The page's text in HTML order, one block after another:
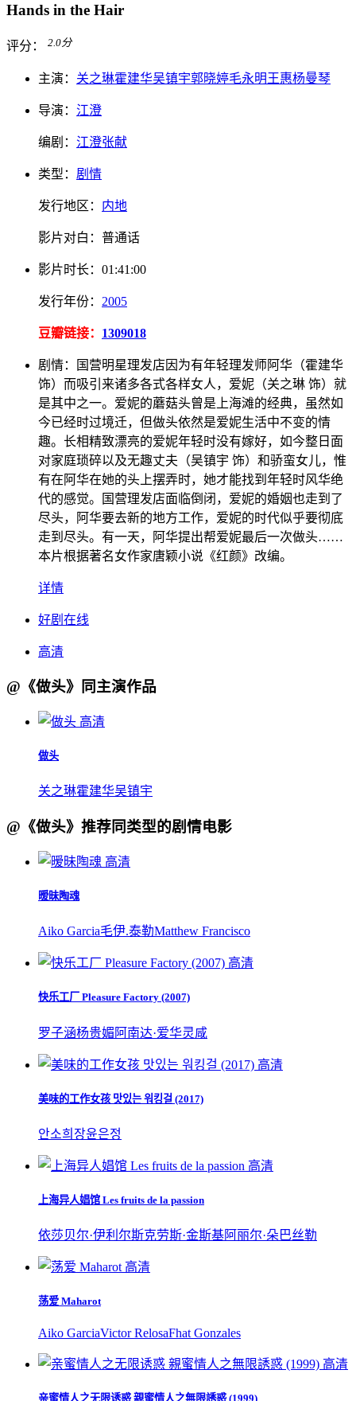
Hands in the Hair
评分： 2.0分
主演： 关之琳霍建华吴镇宇郭晓婷毛永明 王惠杨曼琴
导演： 江澄
编剧： 江澄张献
类型： 剧情
发行地区： 内地
影片对白： 普通话
影片时长： 01:41:00
发行年份： 2005
豆瓣链接： 1309018
剧情：
国营明星理发店因为有年轻理发师阿华（霍建华
饰）而吸引来诸多各式各样女人，爱妮（关之琳 饰）就
是其中之一。爱妮的蘑菇头曾是上海滩的经典，虽然如
今已经时过境迁，但做头依然是爱妮生活中不变的情
趣。长相精致漂亮的爱妮年轻时没有嫁好，如今整日面
对家庭琐碎以及无趣丈夫（吴镇宇 饰）和骄蛮女儿，惟
有在阿华在她的头上摆弄时，她才能找到年轻时风华绝
代的感觉。国营理发店面临倒闭，爱妮的婚姻也走到了
尽头，阿华要去新的地方工作，爱妮的时代似乎要彻底
走到尽头。有一天，阿华提出帮爱妮最后一次做头……
本片根据著名女作家唐颖小说《红颜》改编。
详情
好剧在线
高清
@《做头》同主演作品
高清
做头
关之琳霍建华吴镇宇
@《做头》推荐同类型的剧情电影
高清
暧昧陶魂
Aiko Garcia毛伊.泰勒Matthew Francisco
高清
快乐工厂 Pleasure Factory (2007)
罗子涵杨贵媚 阿南达·爱华灵咸
高清
美味的工作女孩 맛있는 워킹걸 (2017)
안소희 장윤은정
高清
上海异人娼馆 Les fruits de la passion
依莎贝尔·伊利尔斯克劳斯·金斯基阿丽尔·朵巴丝勒
高清
荡爱 Maharot
Aiko GarciaVictor RelosaFhat Gonzales
高清
亲蜜情人之无限诱惑 親蜜情人之無限誘惑 (1999)